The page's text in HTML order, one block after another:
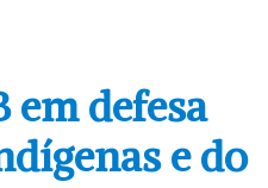
em defesa
e do